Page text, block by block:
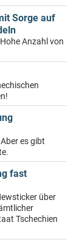
Sorge auf
Anzahl von
es gibt
fast
über
Tschechien